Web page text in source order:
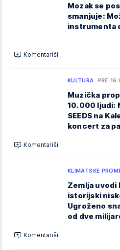
Mozak se
smanjuje:
instrumenta
Komentariši
KULTURA PRE 16
Muzička
10.000 ljudi:
SEEDS na
koncert za
Komentariši
KLIMATSKE
Zemlja uvodi
istorijski
Ugroženo
od dve
Komentariši